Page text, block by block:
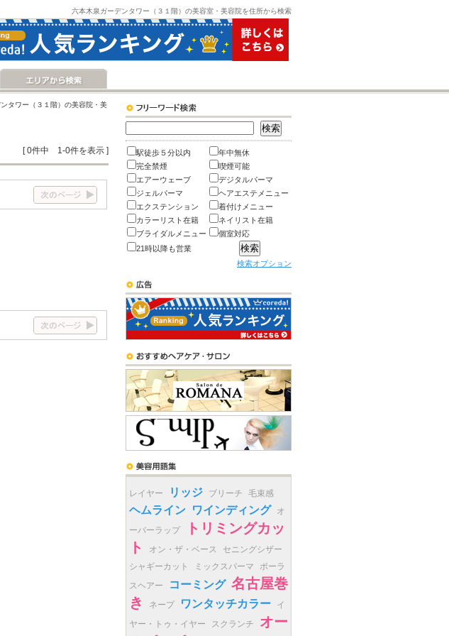
六本木泉ガーデンタワー（３１階）の美容室・美容院を住所から検索
タワー（３１階）の美容院・美
[ 0件中 1-0件を表示 ] 駅徒歩５分以内
年中無休
完全禁煙
喫煙可能
エアーウェーブ
デジタルパーマ
ジェルパーマ
ヘアエステメニュー
エクステンション
着付けメニュー
カラーリスト在籍
ネイリスト在籍
ブライダルメニュー
個室対応
21時以降も営業
検索オプション
レイヤー リッジ ブリーチ 毛束感
ヘムライン ワインディング
オ
ーバーラップ
トリミングカッ
ト
オン・ザ・ベース
セニングシザー
シャギーカット
ミックスパーマ
ポーラ
スヘアー
コーミング 名古屋巻
き
ネープ ワンタッチカラー
イ
ヤー・トゥ・イヤー
スクランチ
オー